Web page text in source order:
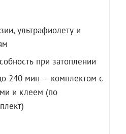
ультрафиолету и
при затоплении
240 мин — комплектом с
и клеем (по